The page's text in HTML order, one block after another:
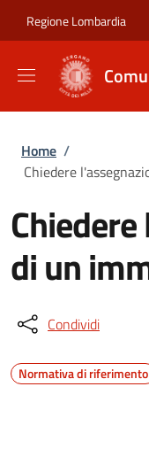
Regione Lombardia
Briciole di
Home /
Chiedere
di un
Condividi
Normativa di riferimento